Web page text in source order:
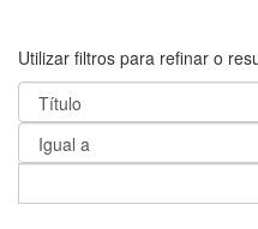
Utilizar filtros para refinar o